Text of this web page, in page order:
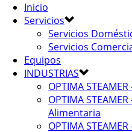
Inicio
Servicios
Servicios
Servicios
Equipos
INDUSTRIAS
OPTIMA
OPTIMA
Alimentaria
OPTIMA STEAMER